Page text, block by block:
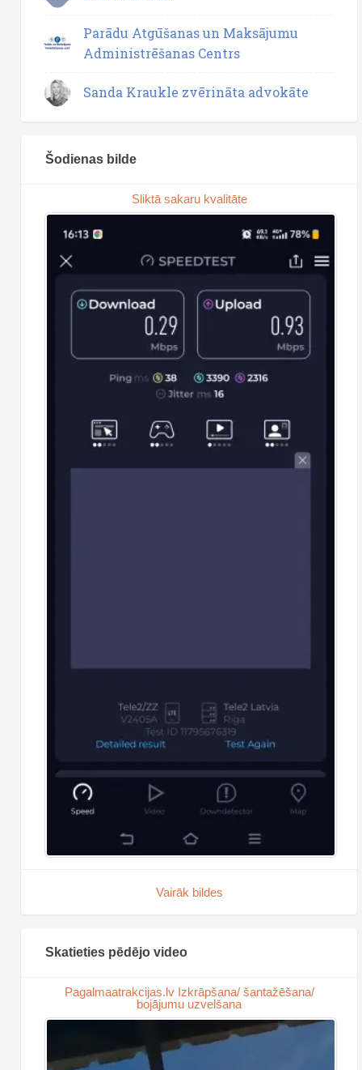
Parādu Atgūšanas un Maksājumu
Administrēšanas Centrs
Sanda Kraukle zvērināta advokāte
Šodienas bilde
Sliktā sakaru kvalitāte
Vairāk bildes
Skatieties pēdējo video
Pagalmaatrakcijas.lv Izkrāpšana/ šantažēšana/
bojājumu uzvelšana